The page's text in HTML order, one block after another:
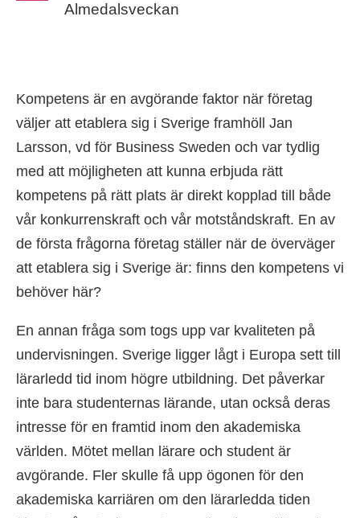
Almedalsveckan
Kompetens är en avgörande faktor när företag
väljer att etablera sig i Sverige framhöll Jan
Larsson, vd för Business Sweden och var tydlig
med att möjligheten att kunna erbjuda rätt
kompetens på rätt plats är direkt kopplad till både
vår konkurrenskraft och vår motståndskraft. En av
de första frågorna företag ställer när de överväger
att etablera sig i Sverige är: finns den kompetens vi
behöver här?
En annan fråga som togs upp var kvaliteten på
undervisningen. Sverige ligger lågt i Europa sett till
lärarledd tid inom högre utbildning. Det påverkar
inte bara studenternas lärande, utan också deras
intresse för en framtid inom den akademiska
världen. Mötet mellan lärare och student är
avgörande. Fler skulle få upp ögonen för den
akademiska karriären om den lärarledda tiden